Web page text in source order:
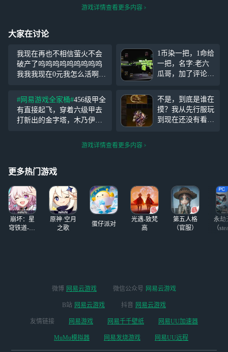
游戏详情查看更多内容
大家在讨论
我现在再也不相信萤火不会
破产了呜呜呜呜呜呜呜呜呜
我我我现在0元我怎么活啊呜
呜呜呜
1币染一把，1命给
一把，名字:老六
瓜哥，加了评论发
帮染加赠1箱南瓜
小鬼(49个)和一个
小杂，一般中午1
2.30~1.00，下午7.
#网易游戏全家桶#456级甲全
有直接起飞，穿着六级甲去
打新出的金字塔，木乃伊里
撤离直接钻了好吧，赚了不
不是，到底是谁在
摸？我从先行服玩
到现在还没有看
游戏详情查看更多内容
更多热门游戏
崩坏：星
穹铁道-4.4
原神·空月
之歌
蛋仔派对
光遇-致梵
高
第五人格
（官服）
永劫
（
微博 网易云游戏 微信公众号 网易云游戏
B站 网易云游戏 抖音 网易云游戏
友情链接 网易游戏 网易千千壁纸 网易UU加速器
MuMu模拟器 网易发烧游戏 网易UU远程